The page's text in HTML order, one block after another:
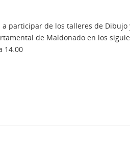
participar de los talleres de Dibujo
de Maldonado en los
14.00